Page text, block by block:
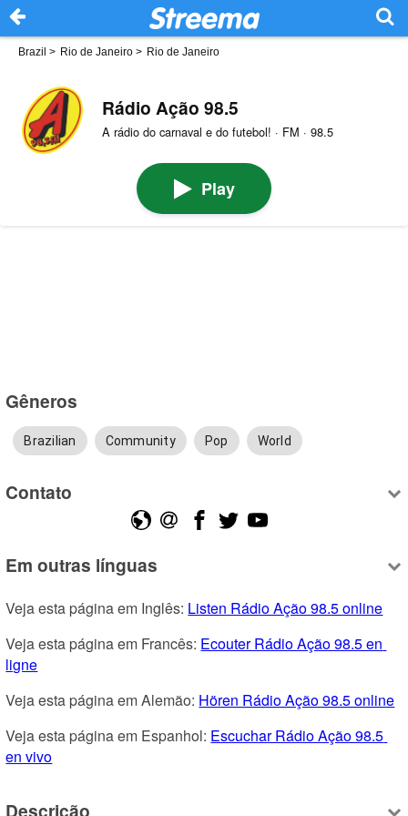
Brazil > Rio de Janeiro > Rio de Janeiro
Rádio Ação 98.5
A rádio do carnaval e do futebol! · FM · 98.5
Play
Gêneros
Brazilian Community Pop World
Contato
Em outras línguas
Veja esta página em Inglês: Listen Rádio Ação 98.5 online
Veja esta página em Francês: Ecouter Rádio Ação 98.5 en
ligne
Veja esta página em Alemão: Hören Rádio Ação 98.5 online
Veja esta página em Espanhol: Escuchar Rádio Ação 98.5
en vivo
Descrição